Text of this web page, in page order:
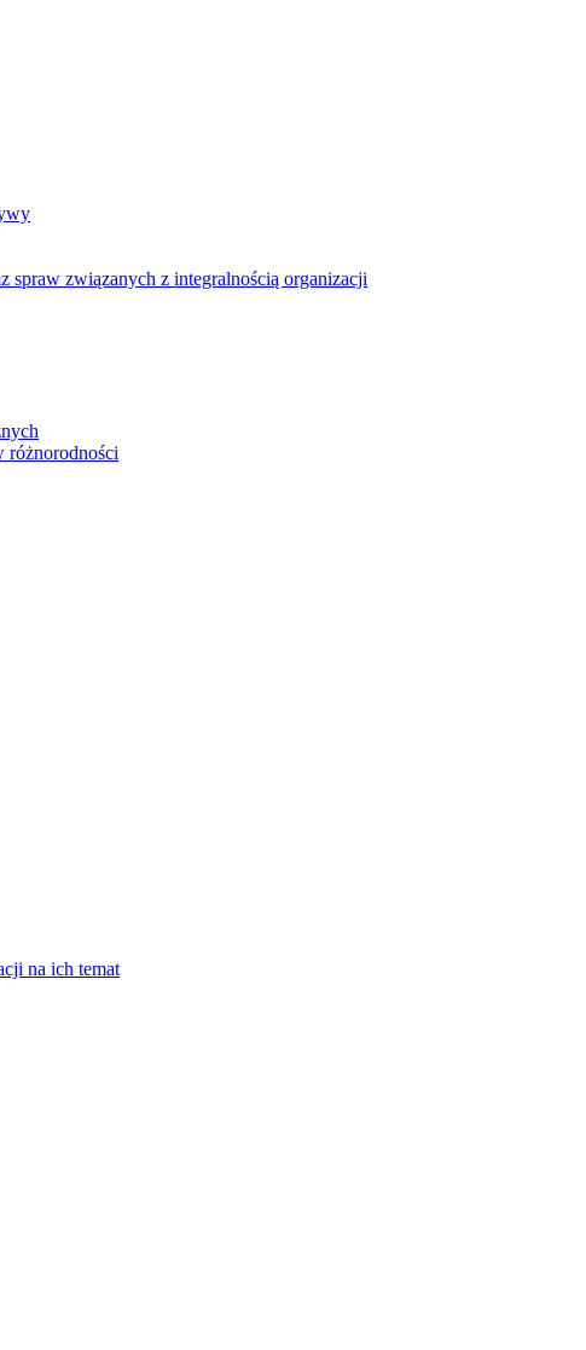
spraw związanych z integralnością organizacji
różnorodności
na ich temat